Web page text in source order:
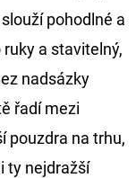
pohodlné a
a stavitelný,
nadsázky
řadí mezi
pouzdra na trhu,
ty nejdražší